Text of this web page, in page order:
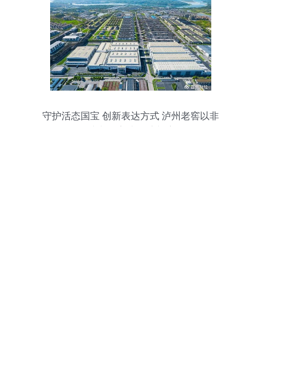
守护活态国宝 创新表达方式 泸州老窖以非